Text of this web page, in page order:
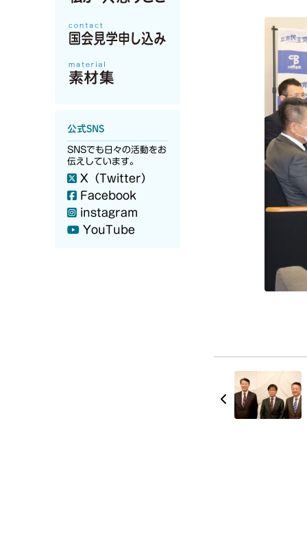
公式SNS
SNSでも日々の活動をお
伝えしています。
X（Twitter）
Facebook
instagram
YouTube